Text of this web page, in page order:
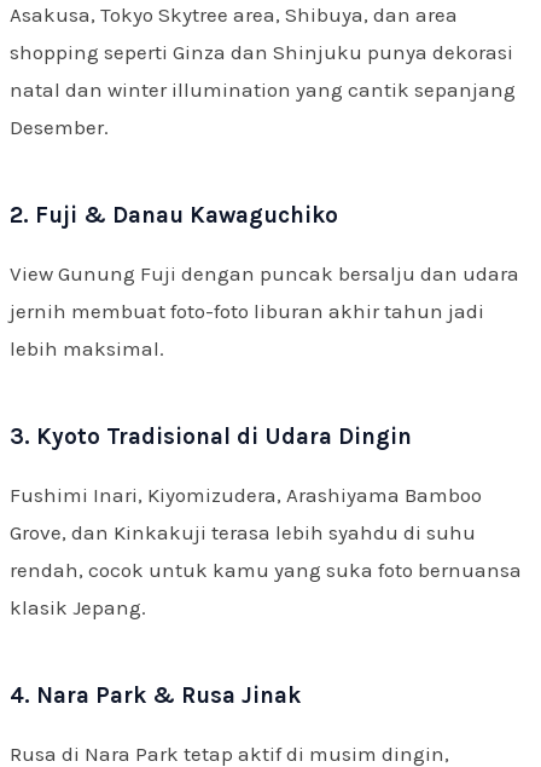
Asakusa, Tokyo Skytree area, Shibuya, dan area
shopping seperti Ginza dan Shinjuku punya dekorasi
natal dan winter illumination yang cantik sepanjang
Desember.
2. Fuji & Danau Kawaguchiko
View Gunung Fuji dengan puncak bersalju dan udara
jernih membuat foto-foto liburan akhir tahun jadi
lebih maksimal.
3. Kyoto Tradisional di Udara Dingin
Fushimi Inari, Kiyomizudera, Arashiyama Bamboo
Grove, dan Kinkakuji terasa lebih syahdu di suhu
rendah, cocok untuk kamu yang suka foto bernuansa
klasik Jepang.
4. Nara Park & Rusa Jinak
Rusa di Nara Park tetap aktif di musim dingin,